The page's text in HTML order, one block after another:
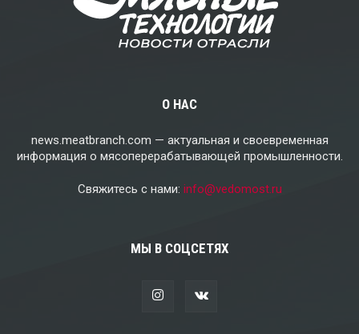
О НАС
news.meatbranch.com — актуальная и своевременная
информация о мясоперерабатывающей промышленности.
Свяжитесь с нами: info@vedomost.ru
МЫ В СОЦСЕТЯХ